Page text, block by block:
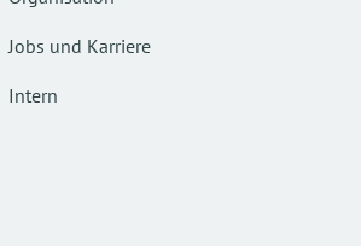
Jobs und Karriere
Intern